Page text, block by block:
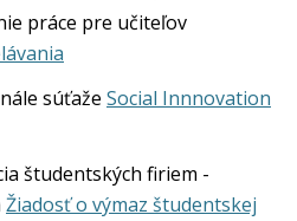
práce pre učiteľov
súťaže Social Innnovation
študentských firiem -
Žiadosť o výmaz študentskej